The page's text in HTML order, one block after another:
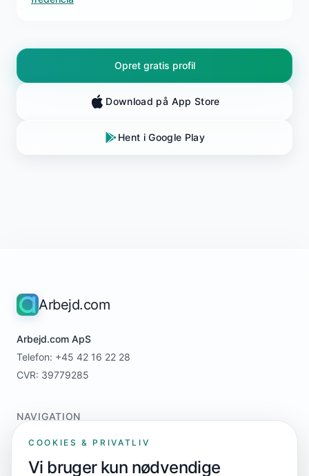
Opret gratis profil
Download på App Store
Hent i Google Play
Arbejd.com
Arbejd.com ApS
Telefon: +45 42 16 22 28
CVR: 39779285
NAVIGATION
Home
For jobsøgere
COOKIES & PRIVATLIV
Vi bruger kun nødvendige